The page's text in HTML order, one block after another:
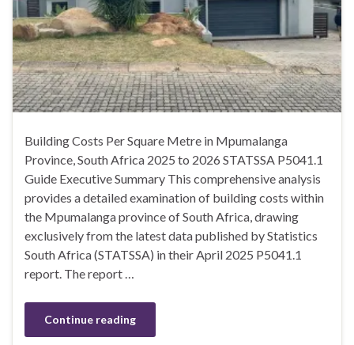
Building Costs Per Square Metre in Mpumalanga
Province, South Africa 2025 to 2026 STATSSA P5041.1
Guide Executive Summary This comprehensive analysis
provides a detailed examination of building costs within
the Mpumalanga province of South Africa, drawing
exclusively from the latest data published by Statistics
South Africa (STATSSA) in their April 2025 P5041.1
report. The report …
Continue reading